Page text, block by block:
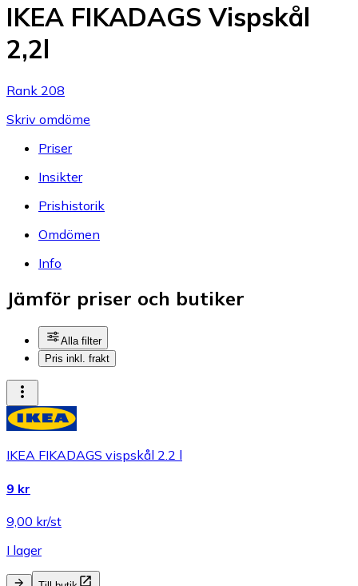
IKEA FIKADAGS Vispskål
2,2l
Rank 208
Skriv omdöme
Priser
Insikter
Prishistorik
Omdömen
Info
Jämför priser och butiker
Alla filter
Pris inkl. frakt
IKEA FIKADAGS vispskål 2.2 l
9 kr
9,00 kr/st
I lager